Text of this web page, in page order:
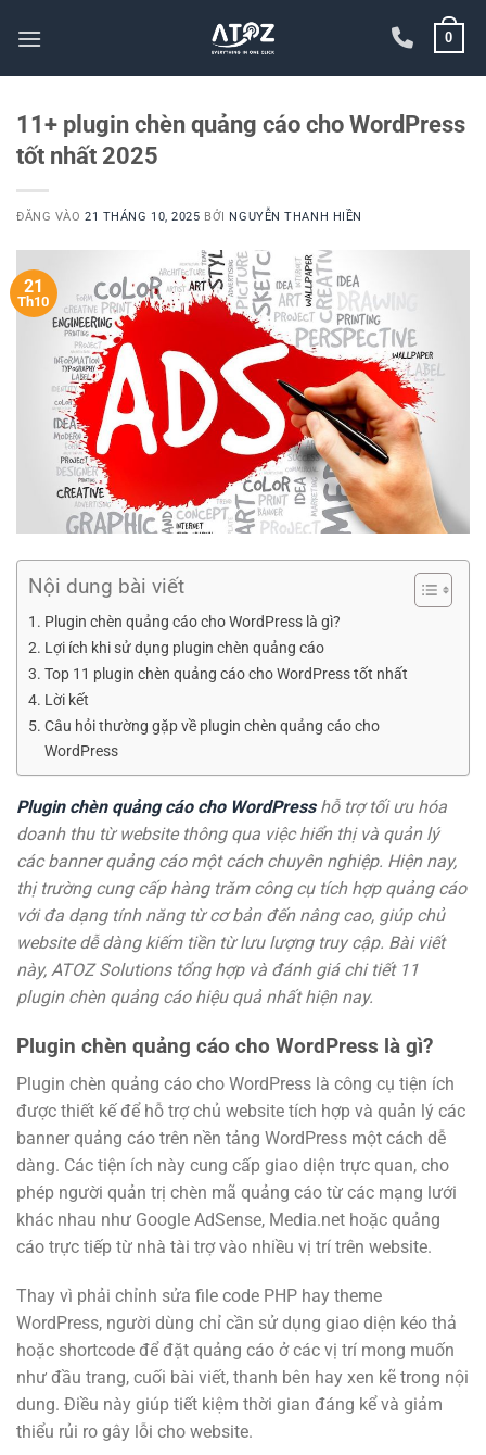
qua
0
11+ plugin chèn quảng cáo cho WordPress
tốt nhất 2025
ĐĂNG VÀO21 THÁNG 10, 2025 BỞI NGUYỄN THANH HIỀN
21
Th10
Nội dung bài viết
Plugin chèn quảng cáo cho WordPress là gì?
Lợi ích khi sử dụng plugin chèn quảng cáo
Top 11 plugin chèn quảng cáo cho WordPress tốt nhất
Lời kết
Câu hỏi thường gặp về plugin chèn quảng cáo cho
WordPress
Plugin chèn quảng cáo cho WordPresshỗ trợ tối ưu hóa
doanh thu từ website thông qua việc hiển thị và quản lý
các banner quảng cáo một cách chuyên nghiệp. Hiện nay,
thị trường cung cấp hàng trăm công cụ tích hợp quảng cáo
với đa dạng tính năng từ cơ bản đến nâng cao, giúp chủ
website dễ dàng kiếm tiền từ lưu lượng truy cập. Bài viết
này, ATOZ Solutions tổng hợp và đánh giá chi tiết 11
plugin chèn quảng cáo hiệu quả nhất hiện nay.
Plugin chèn quảng cáo cho WordPress là gì?
Plugin chèn quảng cáo cho WordPress là công cụ tiện ích
được thiết kế để hỗ trợ chủ website tích hợp và quản lý các
banner quảng cáo trên nền tảng WordPress một cách dễ
dàng. Các tiện ích này cung cấp giao diện trực quan, cho
phép người quản trị chèn mã quảng cáo từ các mạng lưới
khác nhau như Google AdSense, Media.net hoặc quảng
cáo trực tiếp từ nhà tài trợ vào nhiều vị trí trên website.
Thay vì phải chỉnh sửa file code PHP hay theme
WordPress, người dùng chỉ cần sử dụng giao diện kéo thả
hoặc shortcode để đặt quảng cáo ở các vị trí mong muốn
như đầu trang, cuối bài viết, thanh bên hay xen kẽ trong nội
dung. Điều này giúp tiết kiệm thời gian đáng kể và giảm
thiểu rủi ro gây lỗi cho website.